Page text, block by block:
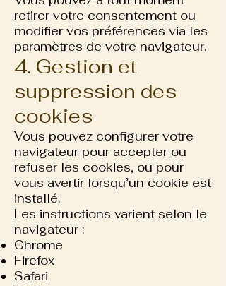
retirer votre consentement ou
modifier vos préférences via les
paramètres de votre navigateur.
4. Gestion et
suppression des
cookies
Vous pouvez configurer votre
navigateur pour accepter ou
refuser les cookies, ou pour
vous avertir lorsqu’un cookie est
installé.
Les instructions varient selon le
navigateur :
Chrome
Firefox
Safari